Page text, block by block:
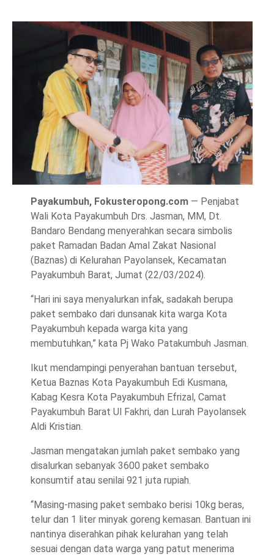
Payakumbuh, Fokusteropong.com— Penjabat
Wali Kota Payakumbuh Drs. Jasman, MM, Dt.
Bandaro Bendang menyerahkan secara simbolis
paket Ramadan Badan Amal Zakat Nasional
(Baznas) di Kelurahan Payolansek, Kecamatan
Payakumbuh Barat, Jumat (22/03/2024).
“Hari ini saya menyalurkan infak, sadakah berupa
paket sembako dari dunsanak kita warga Kota
Payakumbuh kepada warga kita yang
membutuhkan,” kata Pj Wako Patakumbuh Jasman.
Ikut mendampingi penyerahan bantuan tersebut,
Ketua Baznas Kota Payakumbuh Edi Kusmana,
Kabag Kesra Kota Payakumbuh Efrizal, Camat
Payakumbuh Barat Ul Fakhri, dan Lurah Payolansek
Aldi Kristian.
Jasman mengatakan jumlah paket sembako yang
disalurkan sebanyak 3600 paket sembako
konsumtif atau senilai 921 juta rupiah.
“Masing-masing paket sembako berisi 10kg beras,
telur dan 1 liter minyak goreng kemasan. Bantuan ini
nantinya diserahkan pihak kelurahan yang telah
sesuai dengan data warga yang patut menerima